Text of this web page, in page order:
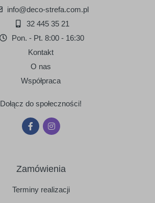
info@deco-strefa.com.pl
32 445 35 21
Pon. - Pt. 8:00 - 16:30
Kontakt
O nas
Współpraca
Dołącz do społeczności!
Zamówienia
Terminy realizacji